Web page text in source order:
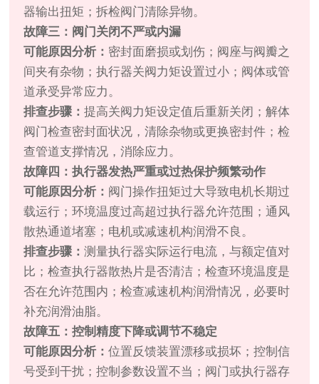
器输出扭矩；拆检阀门清除异物。
故障三：阀门关闭不严或内漏
可能原因分析： 密封面磨损或划伤；阀座与阀瓣之
间夹有杂物；执行器关阀力矩设置过小；阀体或管
道承受异常应力。
排查步骤：提高关阀力矩设定值后重新关闭；解体
阀门检查密封面状况，清除杂物或更换密封件；检
查管道支撑情况，消除应力。
故障四：执行器发热严重或过热保护频繁动作
可能原因分析： 阀门操作扭矩过大导致电机长期过
载运行；环境温度过高超过执行器允许范围；通风
散热通道堵塞；电机或减速机构润滑不良。
排查步骤：测量执行器实际运行电流，与额定值对
比；检查执行器散热片是否清洁；检查环境温度是
否在允许范围内；检查减速机构润滑情况，必要时
补充润滑油脂。
故障五：控制精度下降或调节不稳定
可能原因分析：位置反馈装置漂移或损坏；控制信
号受到干扰；控制参数设置不当；阀门或执行器存